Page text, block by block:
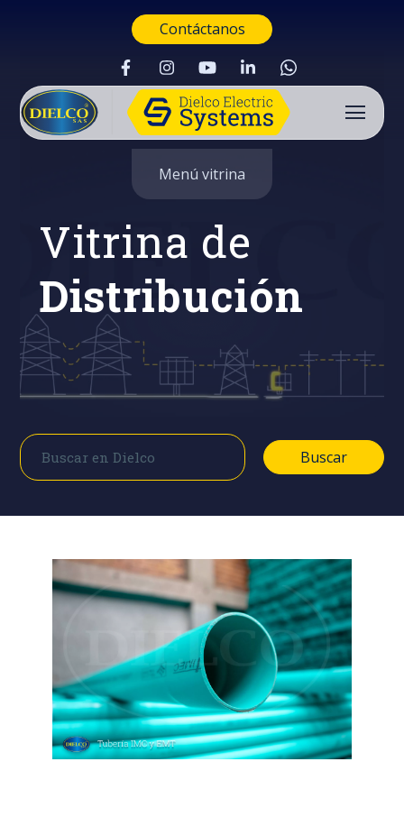
Contáctanos
Buscar
Menú vitrina
Vitrina de
Distribución
Buscar
Buscar